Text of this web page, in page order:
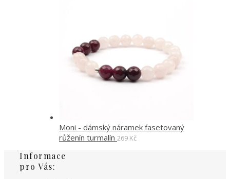
Moni - dámský náramek fasetovaný
růženín turmalín 269 Kč
Informace
pro Vás: